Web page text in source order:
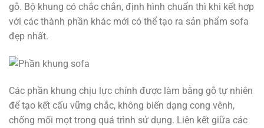
gỗ. Bộ khung có chắc chắn, định hình chuẩn thì khi kết hợp
với các thành phần khác mới có thể tạo ra sản phẩm sofa
đẹp nhất.
Các phần khung chịu lực chính được làm bằng gỗ tự nhiên
để tạo kết cấu vững chắc, không biến dạng cong vênh,
chống mối mọt trong quá trình sử dụng. Liên kết giữa các